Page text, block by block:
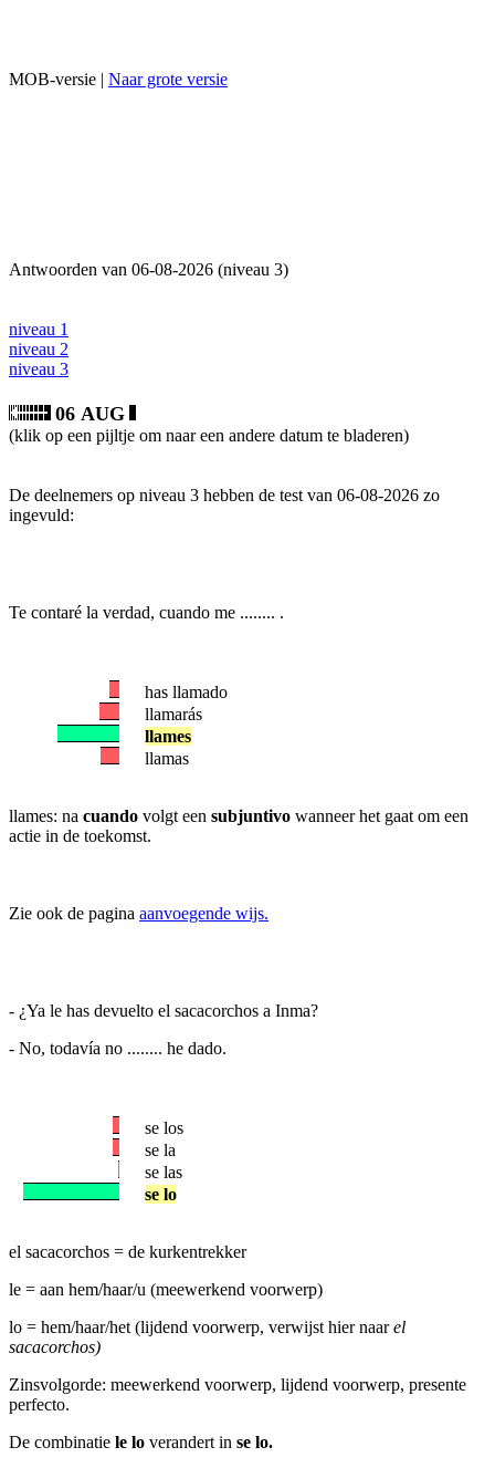
MOB-versie | Naar grote versie
Antwoorden van 06-08-2026 (niveau 3)
niveau 1
niveau 2
niveau 3
06 AUG
(klik op een pijltje om naar een andere datum te bladeren)
De deelnemers op niveau 3 hebben de test van 06-08-2026 zo
ingevuld:
Te contaré la verdad, cuando me ........ .
has llamado
llamarás
llames
llamas
llames: na cuando volgt een subjuntivo wanneer het gaat om een
actie in de toekomst.
Zie ook de pagina aanvoegende wijs.
- ¿Ya le has devuelto el sacacorchos a Inma?
- No, todavía no ........ he dado.
se los
se la
se las
se lo
el sacacorchos = de kurkentrekker
le = aan hem/haar/u (meewerkend voorwerp)
lo = hem/haar/het (lijdend voorwerp, verwijst hier naarel
sacacorchos)
Zinsvolgorde: meewerkend voorwerp, lijdend voorwerp, presente
perfecto.
De combinatie le lo verandert in se lo.